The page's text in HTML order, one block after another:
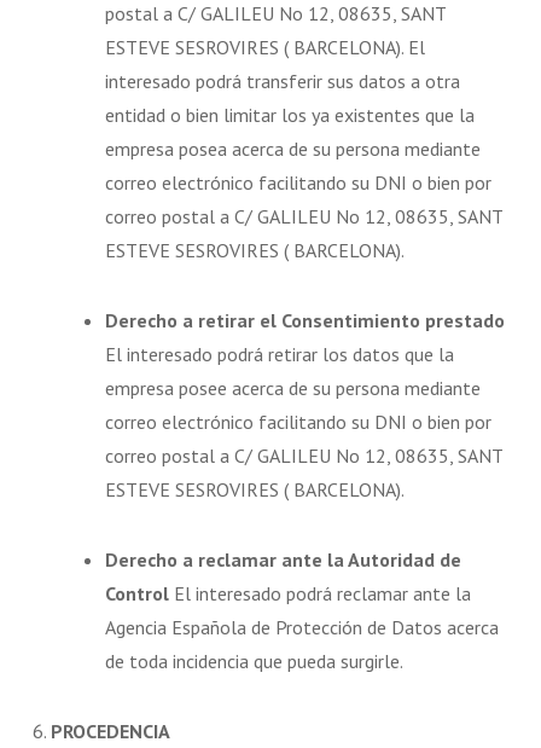
postal a C/ GALILEU No 12, 08635, SANT
ESTEVE SESROVIRES ( BARCELONA). El
interesado podrá transferir sus datos a otra
entidad o bien limitar los ya existentes que la
empresa posea acerca de su persona mediante
correo electrónico facilitando su DNI o bien por
correo postal a C/ GALILEU No 12, 08635, SANT
ESTEVE SESROVIRES ( BARCELONA).
Derecho a retirar el Consentimiento prestado
El interesado podrá retirar los datos que la
empresa posee acerca de su persona mediante
correo electrónico facilitando su DNI o bien por
correo postal a C/ GALILEU No 12, 08635, SANT
ESTEVE SESROVIRES ( BARCELONA).
Derecho a reclamar ante la Autoridad de
Control El interesado podrá reclamar ante la
Agencia Española de Protección de Datos acerca
de toda incidencia que pueda surgirle.
6. PROCEDENCIA